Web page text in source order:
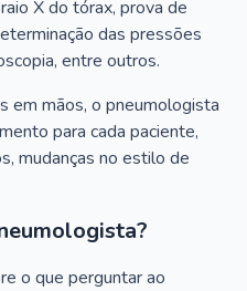
X do tórax, prova de
das pressões
entre outros.
em mãos, o pneumologista
para cada paciente,
mudanças no estilo de
o que perguntar ao